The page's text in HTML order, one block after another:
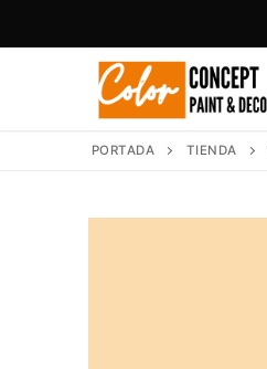
PORTADA TIENDA